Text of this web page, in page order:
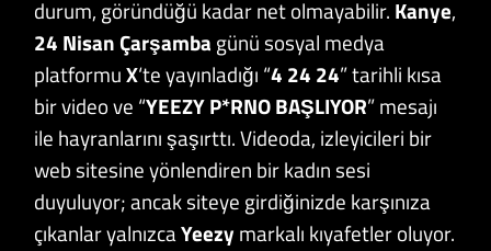
durum, göründüğü kadar net olmayabilir. Kanye,
24 Nisan Çarşamba günü sosyal medya
platformuX‘te yayınladığı “4 24 24” tarihli kısa
bir video ve “YEEZY P*RNO BAŞLIYOR” mesajı
ile hayranlarını şaşırttı. Videoda, izleyicileri bir
web sitesine yönlendiren bir kadın sesi
duyuluyor; ancak siteye girdiğinizde karşınıza
çıkanlar yalnızcaYeezy markalı kıyafetler oluyor.